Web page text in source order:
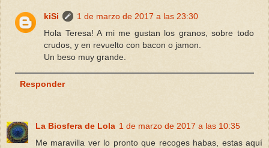
kiSi
1 de marzo de 2017 a las 23:30
Hola Teresa! A mi me gustan los granos, sobre todo
crudos, y en revuelto con bacon o jamon.
Un beso muy grande.
Responder
La Biosfera de Lola 1 de marzo de 2017 a las 10:35
Me maravilla ver lo pronto que recoges habas, estas aquí